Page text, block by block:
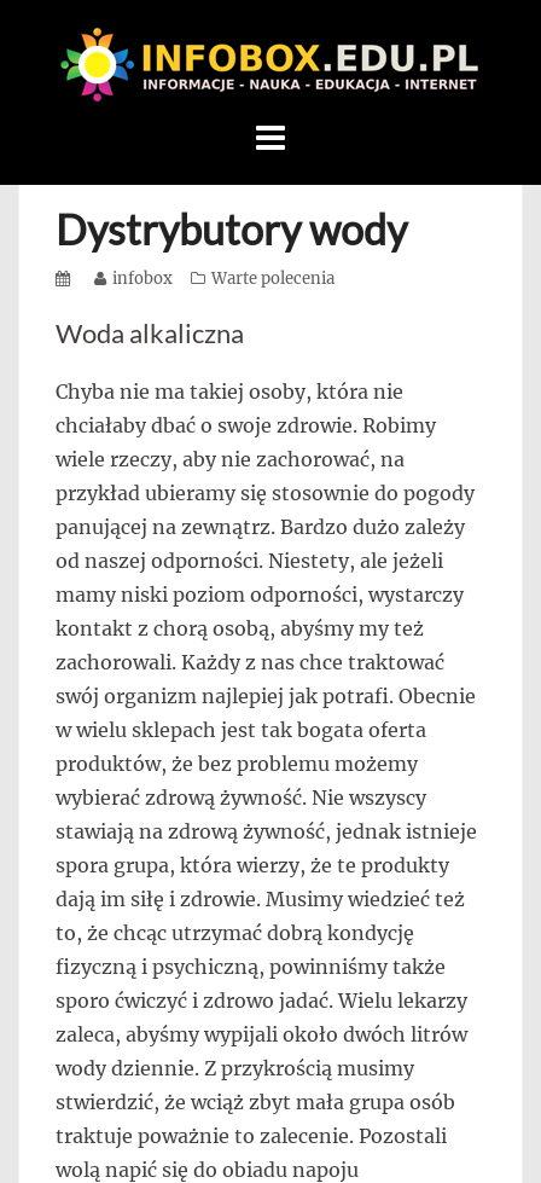
WITAMY
INFOBOX
INFORMACYJNY
STRON
blogu
przedstawiamy
którzy
rozwijając
innych
przedsiębiorczości
Dystrybutory wody
PostedAuthor
infobox Categories
Warte polecenia
Woda alkaliczna
Chyba nie ma takiej osoby, która nie
chciałaby dbać o swoje zdrowie. Robimy
wiele rzeczy, aby nie zachorować, na
przykład ubieramy się stosownie do pogody
panującej na zewnątrz. Bardzo dużo zależy
od naszej odporności. Niestety, ale jeżeli
mamy niski poziom odporności, wystarczy
kontakt z chorą osobą, abyśmy my też
zachorowali. Każdy z nas chce traktować
swój organizm najlepiej jak potrafi. Obecnie
w wielu sklepach jest tak bogata oferta
produktów, że bez problemu możemy
wybierać zdrową żywność. Nie wszyscy
stawiają na zdrową żywność, jednak istnieje
spora grupa, która wierzy, że te produkty
dają im siłę i zdrowie. Musimy wiedzieć też
to, że chcąc utrzymać dobrą kondycję
fizyczną i psychiczną, powinniśmy także
sporo ćwiczyć i zdrowo jadać. Wielu lekarzy
zaleca, abyśmy wypijali około dwóch litrów
wody dziennie. Z przykrością musimy
stwierdzić, że wciąż zbyt mała grupa osób
traktuje poważnie to zalecenie. Pozostali
wolą napić się do obiadu napoju